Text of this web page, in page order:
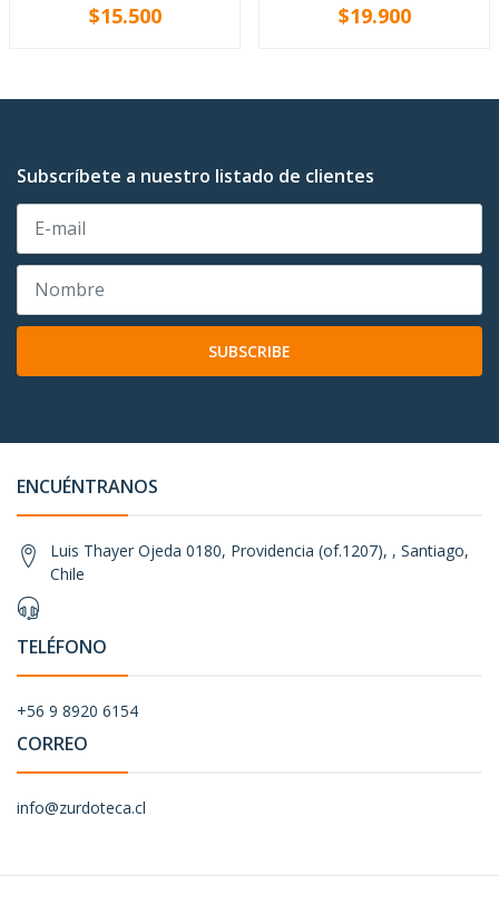
VER OPCIONES
$15.500 +
$19.900
Subscríbete a nuestro listado de clientes
SUBSCRIBE
ENCUÉNTRANOS
Luis Thayer Ojeda 0180, Providencia (of.1207), , Santiago,
Chile
TELÉFONO
+56 9 8920 6154
CORREO
info@zurdoteca.cl